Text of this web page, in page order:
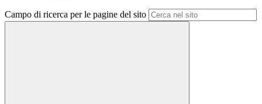
Campo di ricerca per le pagine del sito